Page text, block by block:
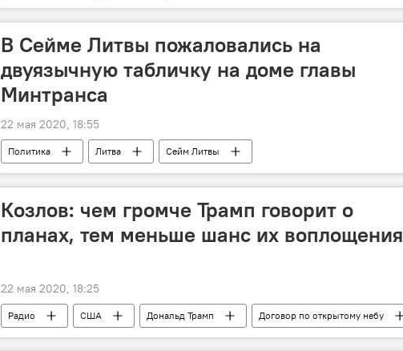
В Сейме Литвы пожаловались на
двуязычную табличку на доме главы
Минтранса
22 мая 2020, 18:55
Политика Литва Сейм Литвы
Козлов: чем громче Трамп говорит о
планах, тем меньше шанс их воплощения
22 мая 2020, 18:25
Радио США Дональд Трамп Договор по открытому небу